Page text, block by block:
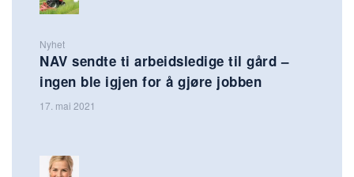
Nyhet
NAV sendte ti arbeidsledige til gård –
ingen ble igjen for å gjøre jobben
17. mai 2021